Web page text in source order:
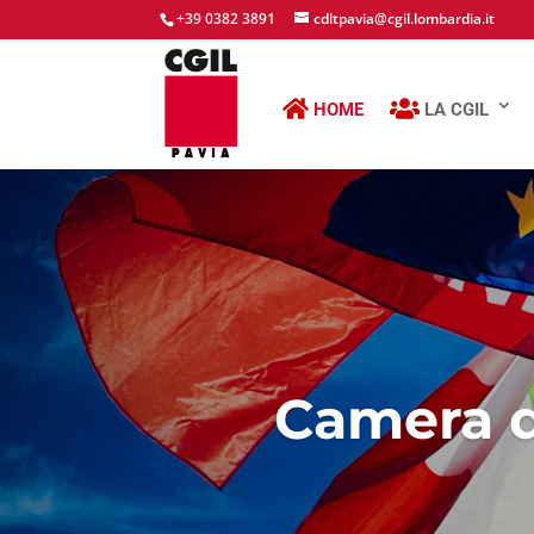
+39 0382 3891 cdltpavia@cgil.lombardia.it
HOME LA CGIL
Camera